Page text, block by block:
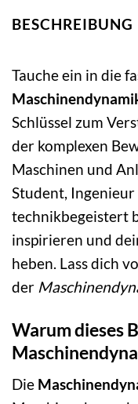
BESCHREIBUNG
Tauche ein in die
Schlüssel zum
der komplexen
Maschinen und
Student,
technikbegeistert
inspirieren und
heben. Lass dich
der
Warum dieses
Die